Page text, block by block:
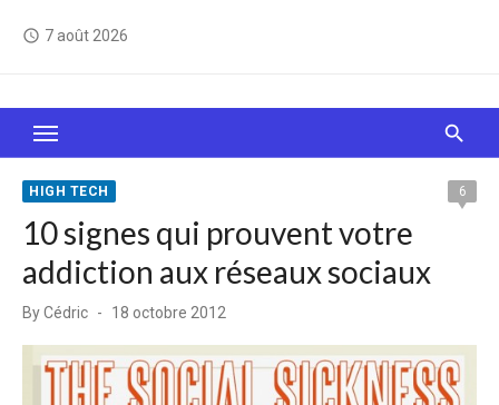
access_time 7 août 2026
Le Web, c'est comme une boîte de chocolats… On
sait jamais sur quoi on va tomber !
HIGH TECH 6
10 signes qui prouvent votre
addiction aux réseaux sociaux
ByCédric
Posted
18 octobre 2012